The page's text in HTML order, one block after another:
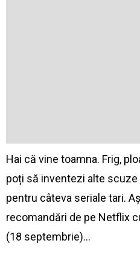
Hai că vine toamna. Frig,
poți să inventezi alte
pentru câteva seriale tari.
recomandări de pe Netflix
(18 septembrie)…